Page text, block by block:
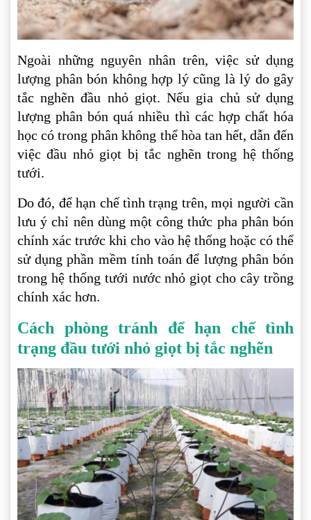
Ngoài những nguyên nhân trên, việc sử dụng
lượng phân bón không hợp lý cũng là lý do gây
tắc nghẽn đầu nhỏ giọt. Nếu gia chủ sử dụng
lượng phân bón quá nhiều thì các hợp chất hóa
học có trong phân không thể hòa tan hết, dẫn đến
việc đầu nhỏ giọt bị tắc nghẽn trong hệ thống
tưới.
Do đó, để hạn chế tình trạng trên, mọi người cần
lưu ý chỉ nên dùng một công thức pha phân bón
chính xác trước khi cho vào hệ thống hoặc có thể
sử dụng phần mềm tính toán để lượng phân bón
trong hệ thống tưới nước nhỏ giọt cho cây trồng
chính xác hơn.
Cách phòng tránh để hạn chế tình
trạng đầu tưới nhỏ giọt bị tắc nghẽn